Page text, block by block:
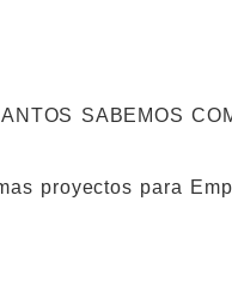
SABEMOS
proyectos para